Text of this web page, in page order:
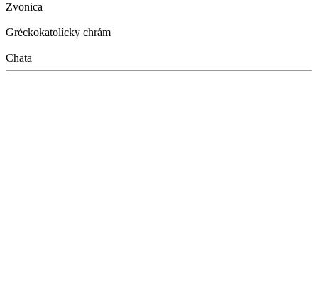
Zvonica
Gréckokatolícky chrám
Chata